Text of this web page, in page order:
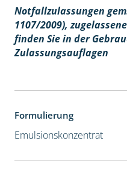
Notfallzulassungen
1107/2009), z
finden Sie in der
Zulassungsauflagen
Formulierung
Emulsionskonzentrat